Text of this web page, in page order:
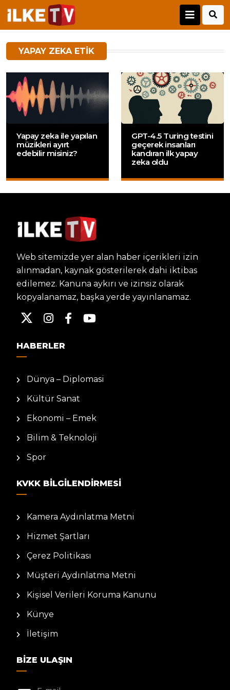
YAPAY ZEKA ETIK
Yapay zeka ile yapılan
müzikleri ayırt
edebilir misiniz?
GPT-4.5 Turing testini
geçerek insanları
kandıran ilk yapay
zeka oldu
Web sitemizde yer alan haber içerikleri izin
alınmadan, kaynak gösterilerek dahi iktibas
edilemez. Kanuna aykırı ve izinsiz olarak
kopyalanamaz, başka yerde yayınlanamaz.
HABERLER
Dünya – Diplomasi
Kültür Sanat
Ekonomi – Emek
Bilim & Teknoloji
Spor
KVKK BILGILENDIRMESI
Kamera Aydınlatma Metni
Hizmet Şartları
Çerez Politikası
Müşteri Aydınlatma Metni
Kişisel Verileri Koruma Kanunu
Künye
İletişim
BIZE ULAŞIN